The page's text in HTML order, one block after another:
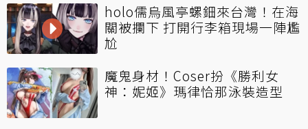
holo儒烏風亭螺鈿來台灣！在海
關被攔下 打開行李箱現場一陣尷
尬
魔鬼身材！Coser扮《勝利女
神：妮姬》瑪律恰那泳裝造型